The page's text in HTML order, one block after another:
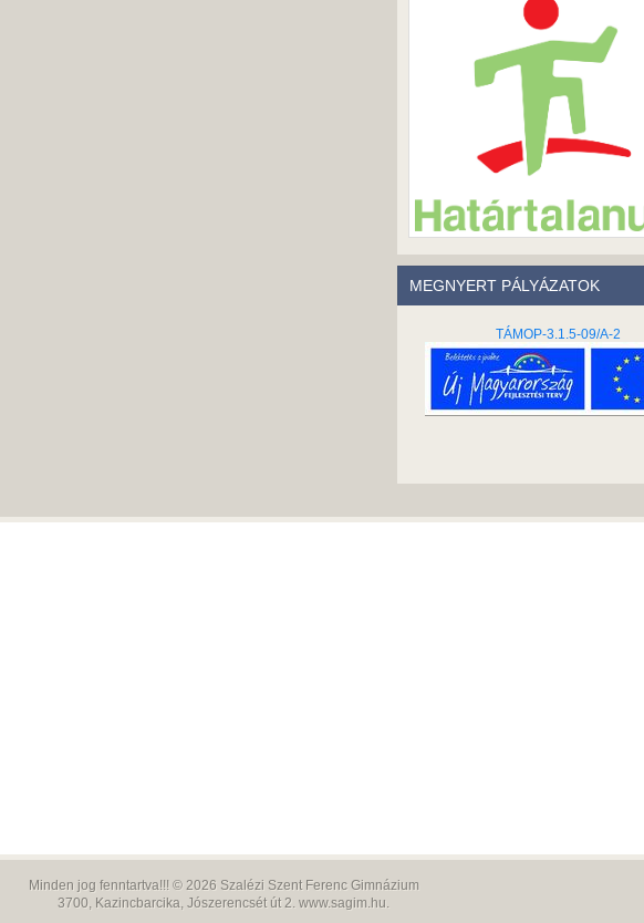
MEGNYERT PÁLYÁZATOK
TÁMOP-3.1.5-09/A-2
Minden jog fenntartva!!! © 2026 Szalézi Szent Ferenc Gimnázium
3700, Kazincbarcika, Jószerencsét út 2. www.sagim.hu.